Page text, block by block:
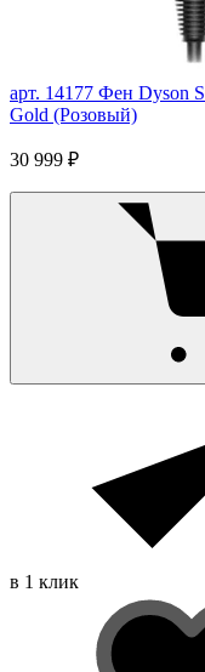
арт. 14177 Фен Dyson
Gold (Розовый)
30 999 ₽
в 1 клик